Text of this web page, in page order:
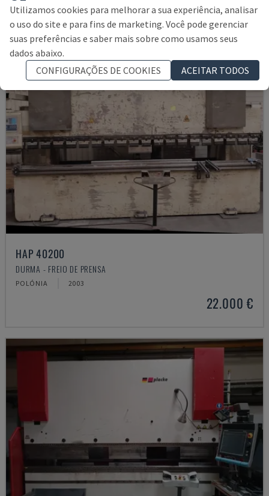
14.000 €
HAP 40200
DURMA - FREIO DE PRENSA
POLÓNIA 2003
22.000 €
Utilizamos cookies para melhorar a sua experiência, analisar
o uso do site e para fins de marketing. Você pode gerenciar
suas preferências e saber mais sobre como usamos seus
dados abaixo.
CONFIGURAÇÕES DE COOKIES
ACEITAR TODOS